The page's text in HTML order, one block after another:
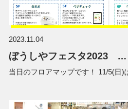
2023.11.04
ぼうしやフェスタ2023 ...
当日のフロアマップです！ 11/5(日)